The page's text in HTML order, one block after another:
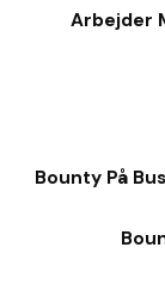
Arbejder
Bounty På